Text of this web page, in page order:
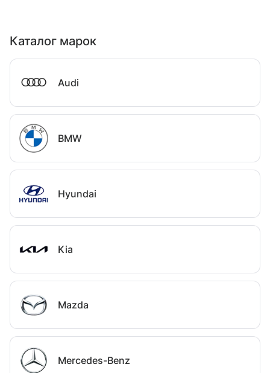
Каталог марок
Audi
BMW
Hyundai
Kia
Mazda
Mercedes-Benz